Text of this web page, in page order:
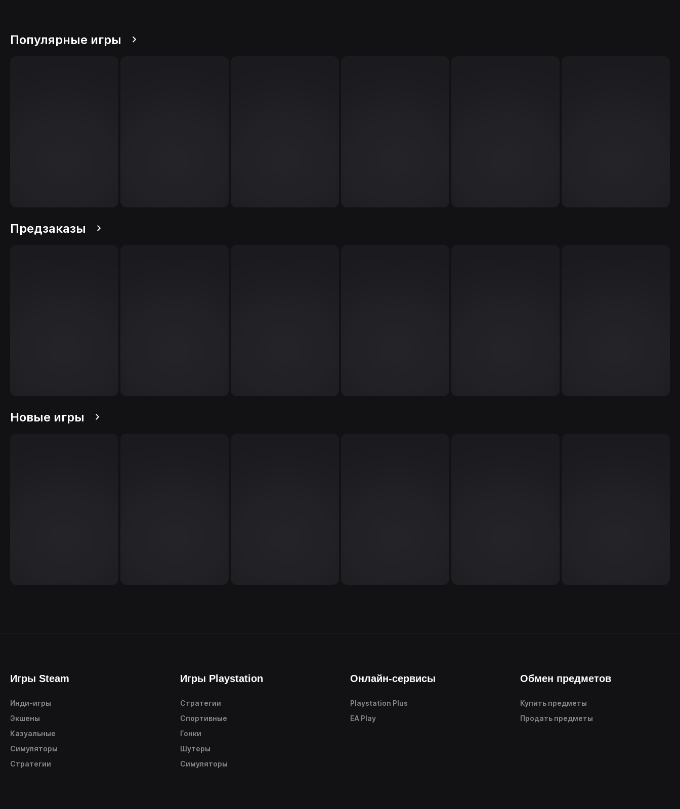
Популярные игры
Предзаказы
Новые игры
Игры Steam
Инди-игры
Экшены
Казуальные
Симуляторы
Стратегии
Игры Playstation
Стратегии
Спортивные
Гонки
Шутеры
Симуляторы
Онлайн-сервисы
Playstation Plus
EA Play
Обмен предметов
Купить предметы
Продать предметы